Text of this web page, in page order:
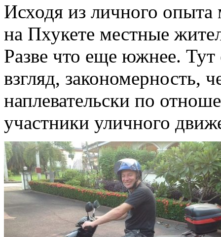
Исходя из личного
на Пхукете местные
Разве что еще южнее. Тут
взгляд, закономерность,
наплевательски по
участники уличного